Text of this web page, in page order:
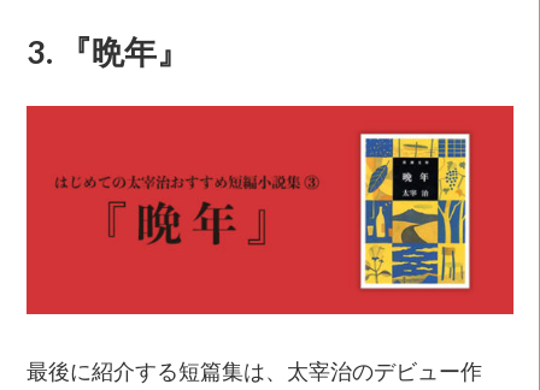
3. 『晩年』
最後に紹介する短篇集は、太宰治のデビュー作